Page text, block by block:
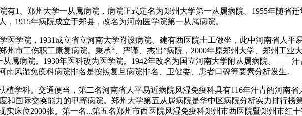
、郑州大学一从属病院，病院正式定名为郑州大学第一从属病院。1955年随省迁
，1915年病院成立于郑县，改名为河南医学院第一从属病院。
学院，1931成立省立河南大学附设病院。建有西医院士工做坐，此中河南省人平
州市工伤职工康复病院。秉承“、严谨、杰出”病院，2000年原郑州大学、郑州工
从属病院。1930年医科改为医学院。1942年改名为国立河南大学附从属病院。——
南风湿免疫科病院排名是按照复旦病院排名、卫健委、患者口碑等要素分析发生。
学科。交通便当，第二名河南省人平易近病院风湿免疫科具有116年汗青的河南
和国际交换能力的甲等病院。郑州大学第五从属病院是华中区病院分析实力排行
实床位2000张。第一名...第五名郑州市西医院风湿免疫科郑州市西医院暨郑州市红